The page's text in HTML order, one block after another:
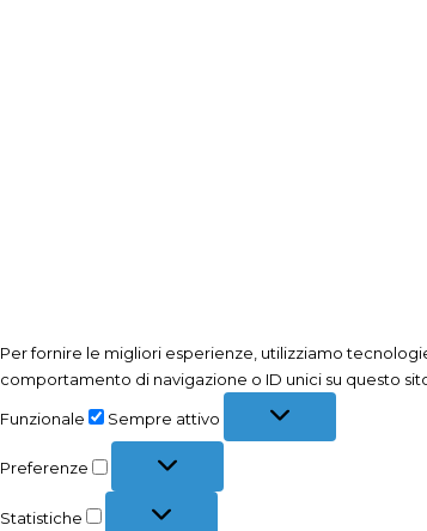
Per fornire le migliori esperienze, utilizziamo
comportamento di navigazione o ID unici su questo
Funzionale Sempre attivo
Preferenze
Statistiche